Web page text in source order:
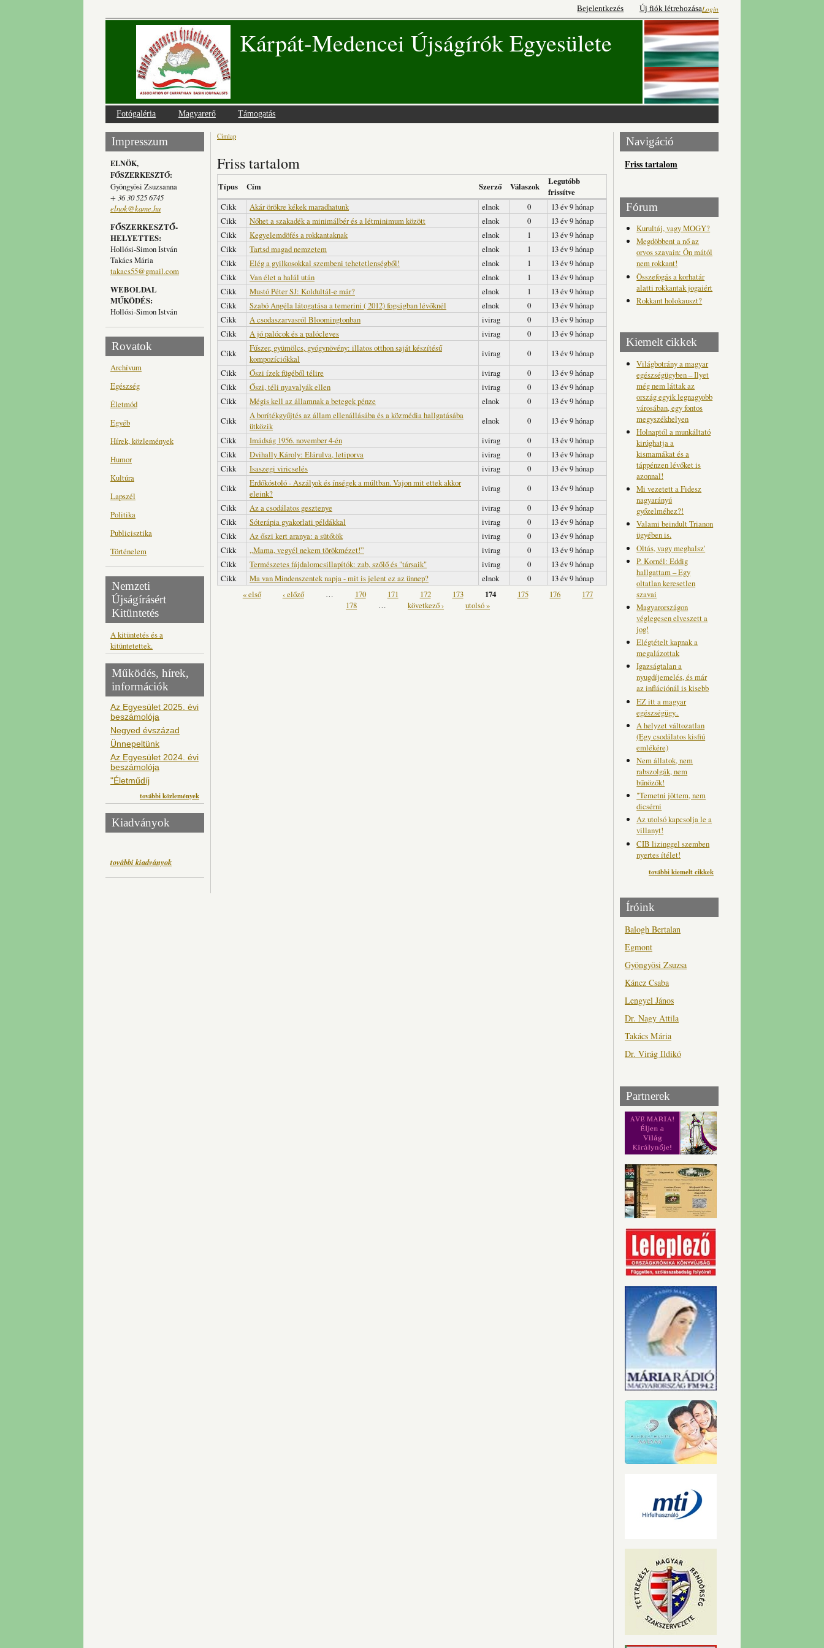
Login
Bejelentkezés Új fiók létrehozása
Kárpát-Medencei Újságírók Egyesülete
Fotógaléria Magyarerő Támogatás
Impresszum
ELNÖK,
FŐSZERKESZTŐ:
Gyöngyösi Zsuzsanna
+ 36 30 525 6745
elnok@kame.hu
FŐSZERKESZTŐ-
HELYETTES:
Hollósi-Simon István
Takács Mária
takacs55@gmail.com
WEBOLDAL
MŰKÖDÉS:
Hollósi-Simon István
Rovatok
Archívum
Egészség
Életmód
Egyéb
Hírek, közlemények
Humor
Kultúra
Lapszél
Politika
Publicisztika
Történelem
Nemzeti
Újságírásért
Kitüntetés
A kitüntetés és a
kitüntetettek.
Működés, hírek,
információk
Az Egyesület 2025. évi
beszámolója
Negyed évszázad
Ünnepeltünk
Az Egyesület 2024. évi
beszámolója
"Életműdíj
további közlemények
Kiadványok
további kiadványok
Jelenlegi hely
Címlap
Friss tartalom
Típus Cím Szerző Válaszok
Legutóbb
frissítve
Cikk
Akár örökre kékek maradhatunk elnok 0
13 év 9 hónap
Cikk
Nőhet a szakadék a minimálbér és a létminimum között elnok 0
13 év 9 hónap
Cikk
Kegyelemdöfés a rokkantaknak elnok 1
13 év 9 hónap
Cikk
Tartsd magad nemzetem elnok 1
13 év 9 hónap
Cikk
Elég a gyilkosokkal szembeni tehetetlenségből! elnok 1
13 év 9 hónap
Cikk
Van élet a halál után elnok 1
13 év 9 hónap
Cikk
Mustó Péter SJ: Koldultál-e már? elnok 1
13 év 9 hónap
Cikk
Szabó Angéla látogatása a temerini ( 2012) fogságban lévőknél elnok 0
13 év 9 hónap
Cikk
A csodaszarvasról Bloomingtonban ivirag 0
13 év 9 hónap
Cikk
A jó palócok és a palócleves ivirag 0
13 év 9 hónap
Cikk
Fűszer, gyümölcs, gyógynövény: illatos otthon saját készítésű
kompozíciókkal
ivirag 0
13 év 9 hónap
Cikk
Őszi ízek fügéből télire ivirag 0
13 év 9 hónap
Cikk
Őszi, téli nyavalyák ellen ivirag 0
13 év 9 hónap
Cikk
Mégis kell az államnak a betegek pénze elnok 0
13 év 9 hónap
Cikk
A borítékgyűjtés az állam ellenállásába és a közmédia hallgatásába
ütközik
elnok 0
13 év 9 hónap
Cikk
Imádság 1956. november 4-én ivirag 0
13 év 9 hónap
Cikk
Dvihally Károly: Elárulva, letiporva ivirag 0
13 év 9 hónap
Cikk
Isaszegi viricselés ivirag 0
13 év 9 hónap
Cikk
Erdőkóstoló - Aszályok és ínségek a múltban. Vajon mit ettek akkor
eleink?
ivirag 0
13 év 9 hónap
Cikk
Az a csodálatos gesztenye ivirag 0
13 év 9 hónap
Cikk
Sóterápia gyakorlati példákkal ivirag 0
13 év 9 hónap
Cikk
Az őszi kert aranya: a sütőtök ivirag 0
13 év 9 hónap
Cikk
„Mama, vegyél nekem törökmézet!” ivirag 0
13 év 9 hónap
Cikk
Természetes fájdalomcsillapítók: zab, szőlő és "társaik" ivirag 0
13 év 9 hónap
Cikk
Ma van Mindenszentek napja - mit is jelent ez az ünnep? elnok 0 13 év 9 hónap
Oldalak
« első ‹ előző … 170 171 172 173 174 175 176
177
178
… következő › utolsó »
Navigáció
Friss tartalom
Fórum
Kurultáj, vagy MOGY?
Megdöbbent a nő az
orvos szavain: Ön mától
nem rokkant!
Összefogás a korhatár
alatti rokkantak jogaiért
Rokkant holokauszt?
Kiemelt cikkek
Világbotrány a magyar
egészségügyben – Ilyet
még nem láttak az
ország egyik legnagyobb
városában, egy fontos
megyszékhelyen
Holnaptól a munkáltató
kirúghatja a
kismamákat és a
táppénzen lévőket is
azonnal!
Mi vezetett a Fidesz
nagyarányú
győzelméhez?!
Valami beindult Trianon
ügyében is.
Oltás, vagy meghalsz'
P. Kornél: Eddig
hallgattam – Egy
oltatlan keresetlen
szavai
Magyarországon
véglegesen elveszett a
jog!
Elégtételt kapnak a
megalázottak
Igazságtalan a
nyugdíjemelés, és már
az inflációnál is kisebb
EZ itt a magyar
egészségügy..
A helyzet változatlan
(Egy csodálatos kisfiú
emlékére)
Nem állatok, nem
rabszolgák, nem
bűnözők!
"Temetni jöttem, nem
dicsérni
Az utolsó kapcsolja le a
villanyt!
CIB lizinggel szemben
nyertes ítélet!
további kiemelt cikkek
Íróink
Balogh Bertalan
Egmont
Gyöngyösi Zsuzsa
Káncz Csaba
Lengyel János
Dr. Nagy Attila
Takács Mária
Dr. Virág Ildikó
Partnerek